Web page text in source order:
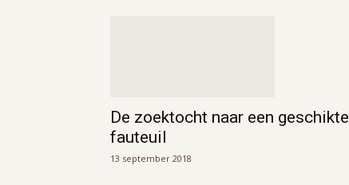
De zoektocht naar een geschikte
fauteuil
13 september 2018